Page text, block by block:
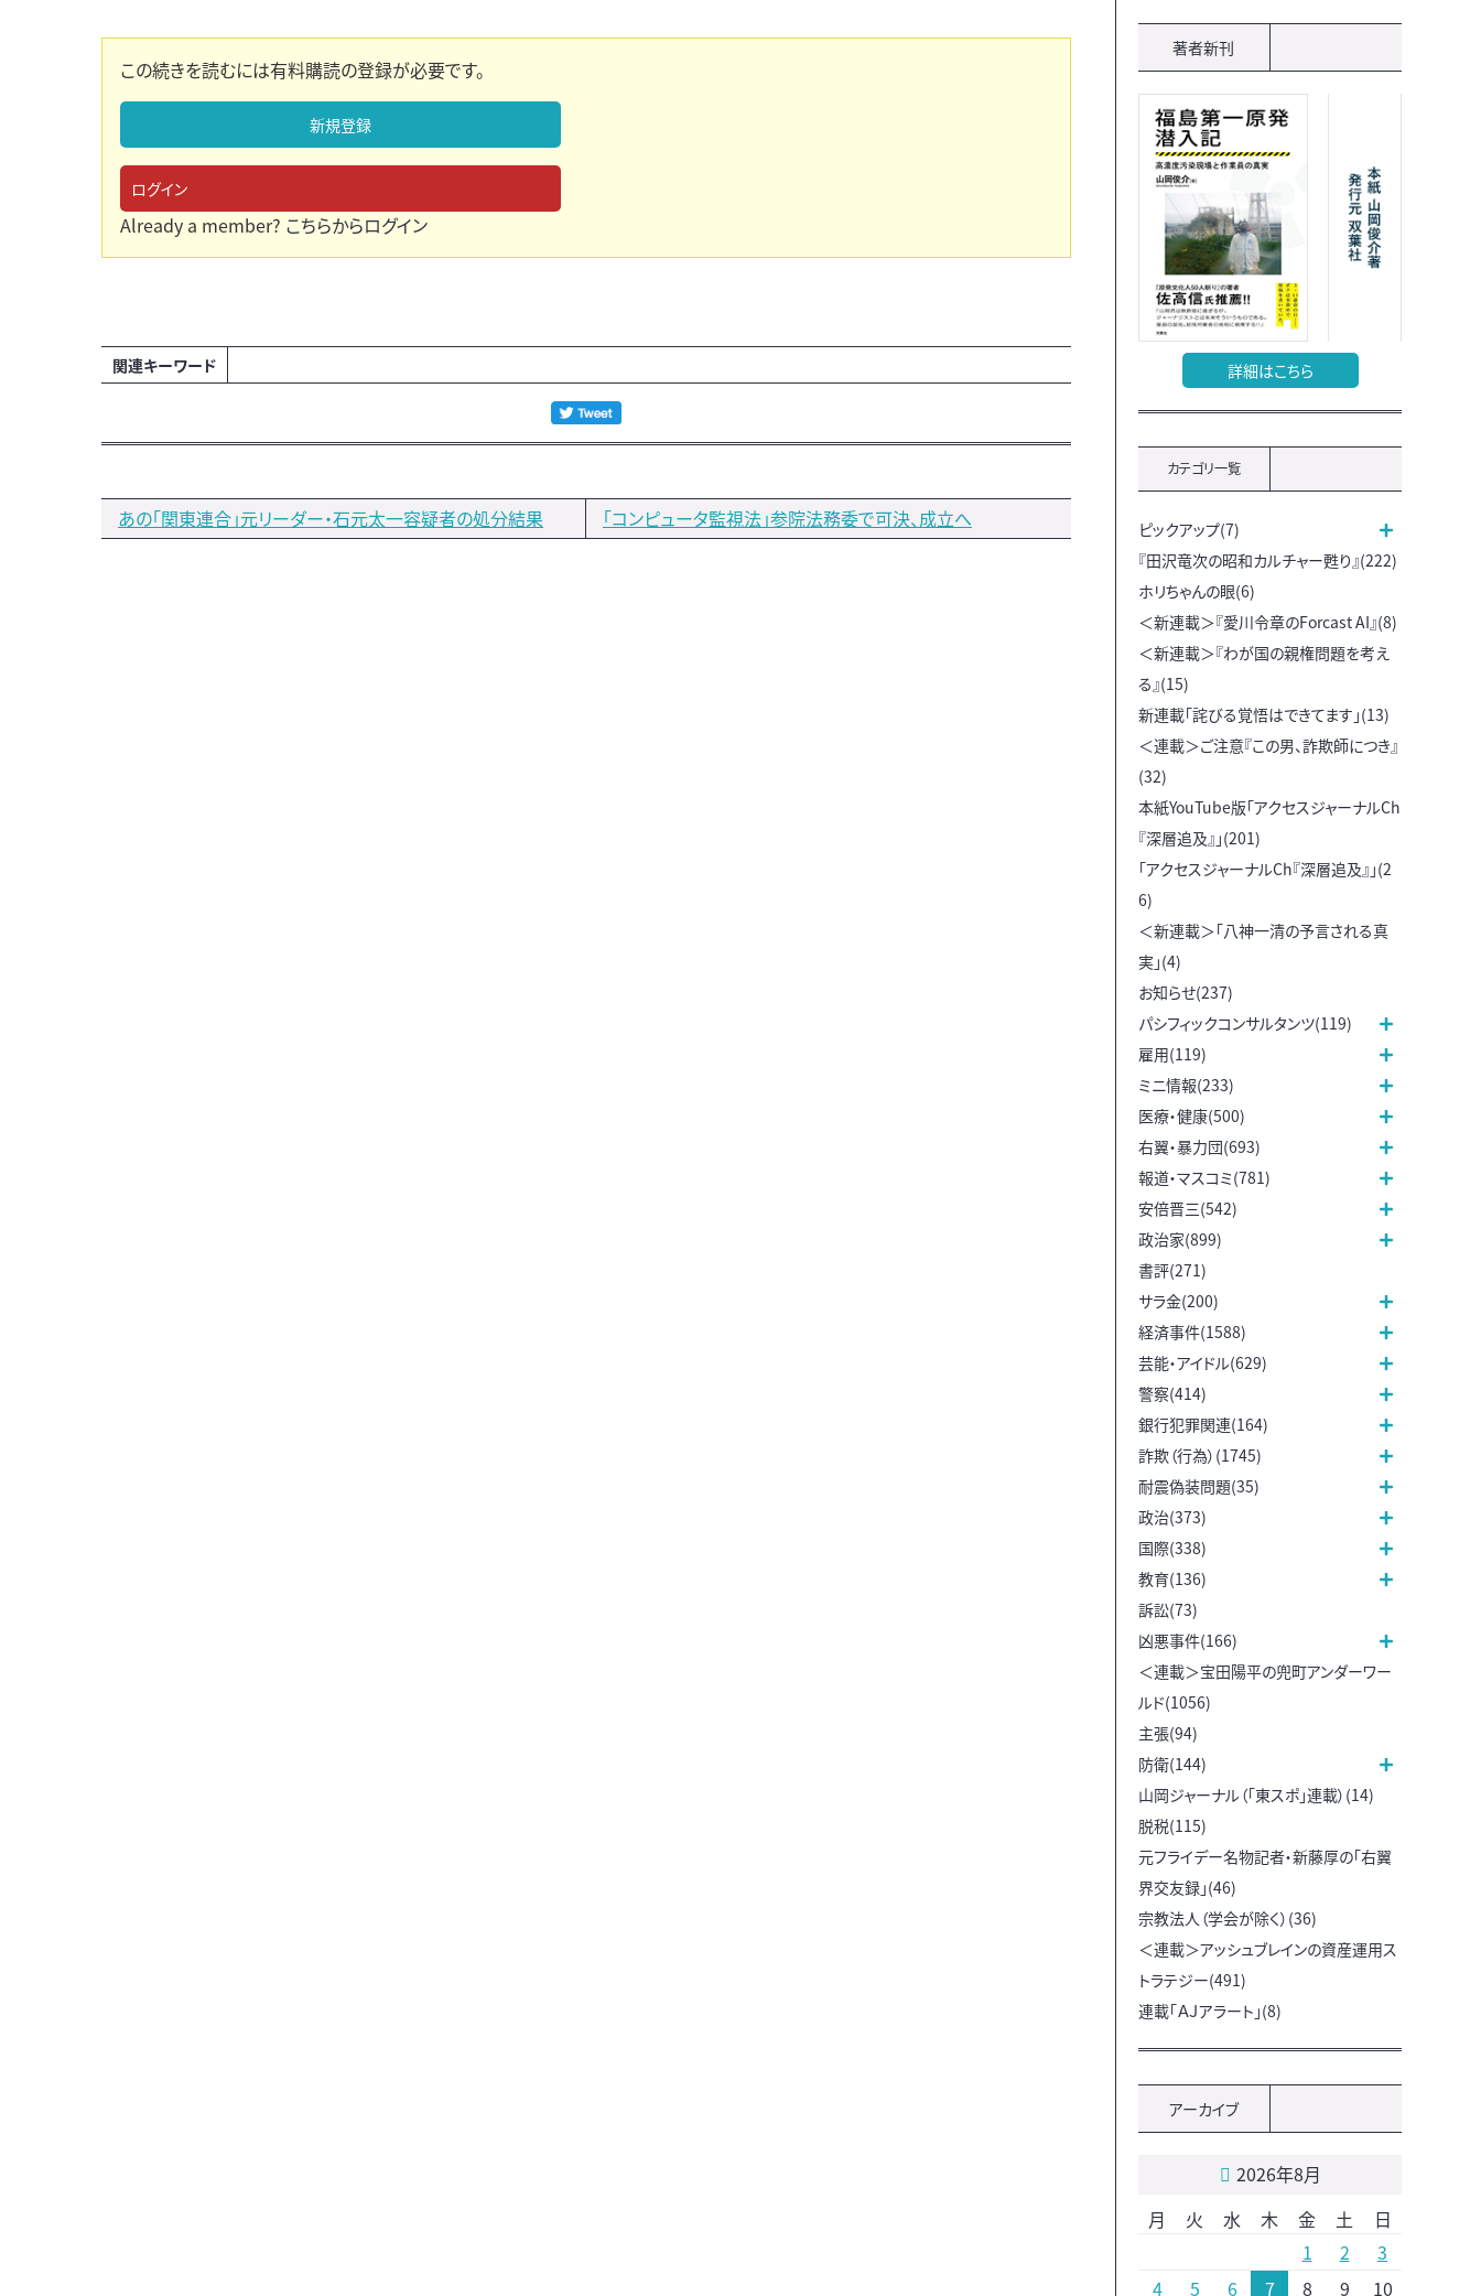
この続きを読むには有料購読の登録が必要です。
新規登録
ログイン
Already a member? こちらからログイン
関連キーワード
あの「関東連合」元リーダー・石元太一容疑者の処分結果 「コンピュータ監視法」参院法務委で可決、成立へ
著者新刊
詳細はこちら
カテゴリ一覧
ピックアップ(7)
『田沢竜次の昭和カルチャー甦り』(222)
ホリちゃんの眼(6)
＜新連載＞『愛川令章のForcast AI』(8)
＜新連載＞『わが国の親権問題を考え
る』(15)
新連載「詫びる覚悟はできてます」(13)
＜連載＞ご注意『この男、詐欺師につき』
(32)
本紙YouTube版「アクセスジャーナルCh
『深層追及』」(201)
「アクセスジャーナルCh『深層追及』」(2
6)
＜新連載＞「八神一清の予言される真
実」(4)
お知らせ(237)
パシフィックコンサルタンツ(119)
雇用(119)
ミニ情報(233)
医療・健康(500)
右翼・暴力団(693)
報道・マスコミ(781)
安倍晋三(542)
政治家(899)
書評(271)
サラ金(200)
経済事件(1588)
芸能・アイドル(629)
警察(414)
銀行犯罪関連(164)
詐欺（行為）(1745)
耐震偽装問題(35)
政治(373)
国際(338)
教育(136)
訴訟(73)
凶悪事件(166)
＜連載＞宝田陽平の兜町アンダーワー
ルド(1056)
主張(94)
防衛(144)
山岡ジャーナル（「東スポ」連載）(14)
脱税(115)
元フライデー名物記者・新藤厚の「右翼
界交友録」(46)
宗教法人（学会が除く）(36)
＜連載＞アッシュブレインの資産運用ス
トラテジー(491)
連載「ＡＪアラート」(8)
アーカイブ
2026年8月
月
火 水 木 金 土
日
1
2
3
4
5 6 7 8 9 10